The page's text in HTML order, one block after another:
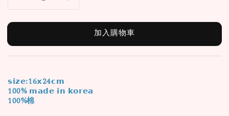
加入購物車
𝘀𝗶𝘇𝗲:16𝘅24𝗰𝗺
100% 𝗺𝗮𝗱𝗲 𝗶𝗻 𝗸𝗼𝗿𝗲𝗮
100%棉